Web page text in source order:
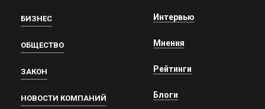
БИЗНЕС
ОБЩЕСТВО
ЗАКОН
НОВОСТИ КОМПАНИЙ
Интервью
Мнения
Рейтинги
Блоги